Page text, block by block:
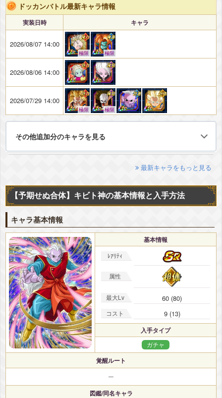
ドッカンバトル最新キャラ情報
実装日時 キャラ
2026/08/07 14:00
極限 極限
2026/08/06 14:00
2026/07/29 14:00
極限 極限
その他追加分のキャラを見る
最新キャラをもっと見る
【予期せぬ合体】キビト神の基本情報と入手方法
キャラ基本情報
基本情報
ﾚｱﾘﾃｨ
属性
最大Lv 60 (80)
コスト 9 (13)
入手タイプ
ガチャ
覚醒ルート
ー
図鑑/同名キャラ